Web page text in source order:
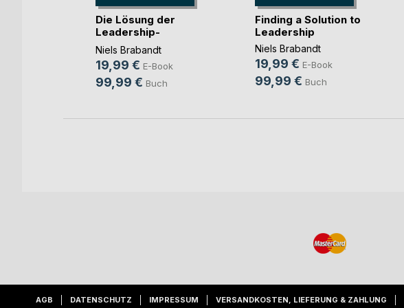
Die Lösung der
Leadership-
Problematik
Niels Brabandt
19,99 € E-Book
99,99 € Buch
Finding a Solution to
Leadership
Niels Brabandt
19,99 € E-Book
99,99 € Buch
AGB DATENSCHUTZ IMPRESSUM VERSANDKOSTEN, LIEFERUNG & ZAHLUNG